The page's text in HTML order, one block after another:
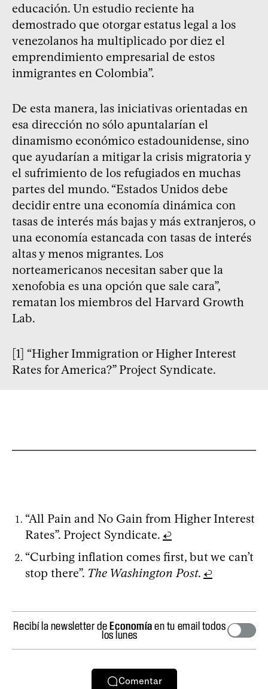
educación. Un estudio reciente ha
demostrado que otorgar estatus legal a los
venezolanos ha multiplicado por diez el
emprendimiento empresarial de estos
inmigrantes en Colombia”.
De esta manera, las iniciativas orientadas en
esa dirección no sólo apuntalarían el
dinamismo económico estadounidense, sino
que ayudarían a mitigar la crisis migratoria y
el sufrimiento de los refugiados en muchas
partes del mundo. “Estados Unidos debe
decidir entre una economía dinámica con
tasas de interés más bajas y más extranjeros, o
una economía estancada con tasas de interés
altas y menos migrantes. Los
norteamericanos necesitan saber que la
xenofobia es una opción que sale cara”,
rematan los miembros del Harvard Growth
Lab.
[1] “Higher Immigration or Higher Interest
Rates for America?” Project Syndicate.
“All Pain and No Gain from Higher Interest
Rates”. Project Syndicate. ↩
“Curbing inflation comes first, but we can’t
stop there”. The Washington Post. ↩
Recibí la newsletter deEconomíaen tu email todos
los lunes
Comentar